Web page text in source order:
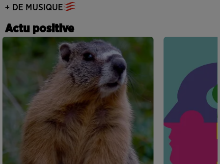
+ DE MUSIQUE
Actu positive